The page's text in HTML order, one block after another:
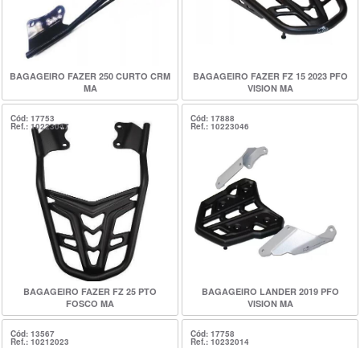
BAGAGEIRO FAZER 250 CURTO CRM
MA
BAGAGEIRO FAZER FZ 15 2023 PFO
VISION MA
Cód: 17753
Ref.: 10223047
BAGAGEIRO FAZER FZ 25 PTO
FOSCO MA
Cód: 17888
Ref.: 10223046
BAGAGEIRO LANDER 2019 PFO
VISION MA
Cód: 13567
Ref.: 10212023
Cód: 17758
Ref.: 10232014